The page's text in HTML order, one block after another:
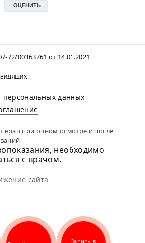
72/00363761 от 14.01.2021
персональных данных
врач при очном осмотре и после
необходимо
с врачом.
сайта
Запись в